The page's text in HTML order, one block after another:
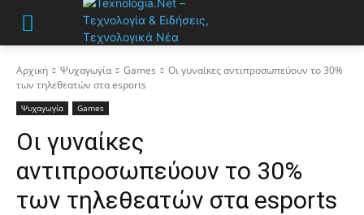
Αρχική Ψυχαγωγία Games
Οι γυναίκες αντιπροσωπεύουν το 30%
των τηλεθεατών στα esports
Ψυχαγωγία Games
Οι γυναίκες
αντιπροσωπεύουν το 30%
των τηλεθεατών στα esports